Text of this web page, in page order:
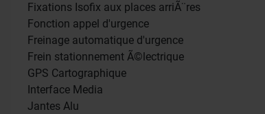
Fixations Isofix aux places arriÃ¨res
Fonction appel d'urgence
Freinage automatique d'urgence
Frein stationnement Ã©lectrique
GPS Cartographique
Interface Media
Jantes Alu